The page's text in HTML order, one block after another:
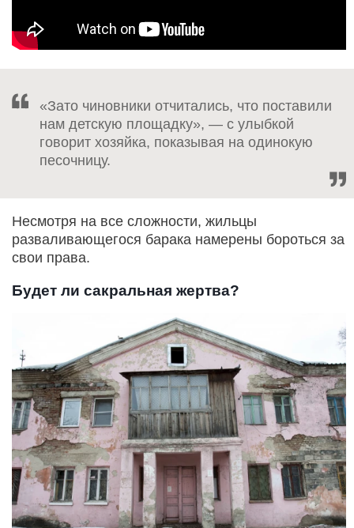
«Зато чиновники отчитались, что поставили
нам детскую площадку», — с улыбкой
говорит хозяйка, показывая на одинокую
песочницу.
Несмотря на все сложности, жильцы
разваливающегося барака намерены бороться за
свои права.
Будет ли сакральная жертва?